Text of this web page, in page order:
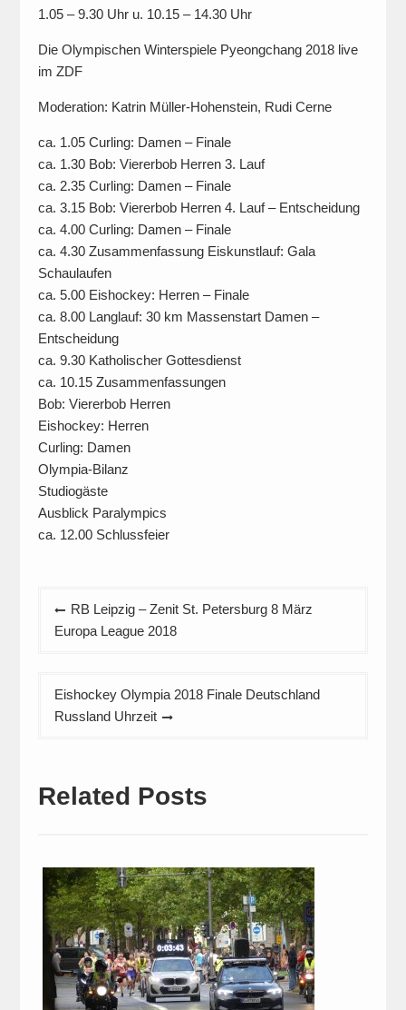
1.05 – 9.30 Uhr u. 10.15 – 14.30 Uhr
Die Olympischen Winterspiele Pyeongchang 2018 live
im ZDF
Moderation: Katrin Müller-Hohenstein, Rudi Cerne
ca. 1.05 Curling: Damen – Finale
ca. 1.30 Bob: Viererbob Herren 3. Lauf
ca. 2.35 Curling: Damen – Finale
ca. 3.15 Bob: Viererbob Herren 4. Lauf – Entscheidung
ca. 4.00 Curling: Damen – Finale
ca. 4.30 Zusammenfassung Eiskunstlauf: Gala
Schaulaufen
ca. 5.00 Eishockey: Herren – Finale
ca. 8.00 Langlauf: 30 km Massenstart Damen –
Entscheidung
ca. 9.30 Katholischer Gottesdienst
ca. 10.15 Zusammenfassungen
Bob: Viererbob Herren
Eishockey: Herren
Curling: Damen
Olympia-Bilanz
Studiogäste
Ausblick Paralympics
ca. 12.00 Schlussfeier
Beitragsnavigation
RB Leipzig – Zenit St. Petersburg 8 März
Europa League 2018
Eishockey Olympia 2018 Finale Deutschland
Russland Uhrzeit
Related Posts